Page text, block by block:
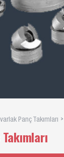
Panç Takımları